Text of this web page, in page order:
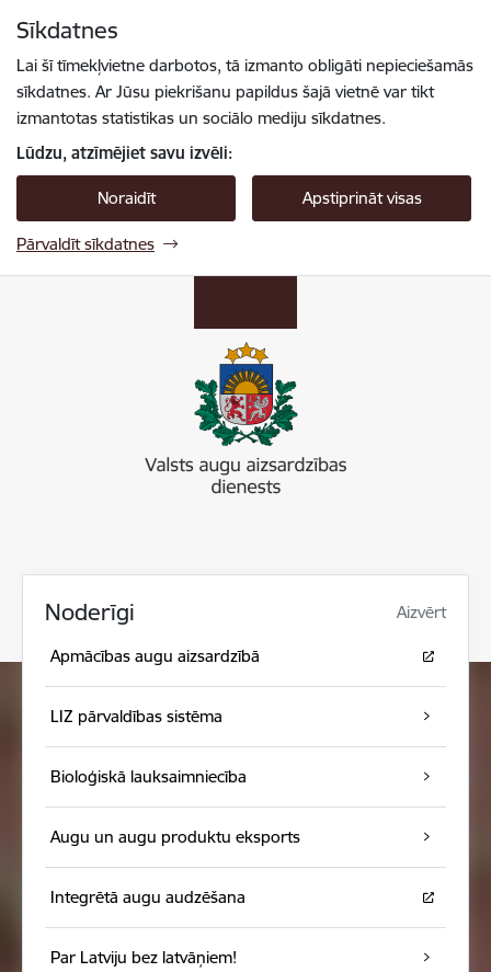
Sīkdatnes
Lai šī tīmekļvietne darbotos, tā izmanto obligāti nepieciešamās
sīkdatnes. Ar Jūsu piekrišanu papildus šajā vietnē var tikt
izmantotas statistikas un sociālo mediju sīkdatnes.
Lūdzu, atzīmējiet savu izvēli:
Noraidīt Apstiprināt visas
Pārvaldīt sīkdatnes
Noderīgi Aizvērt
Apmācības augu aizsardzībā
LIZ pārvaldības sistēma
Bioloģiskā lauksaimniecība
Augu un augu produktu eksports
Integrētā augu audzēšana
Par Latviju bez latvāņiem!